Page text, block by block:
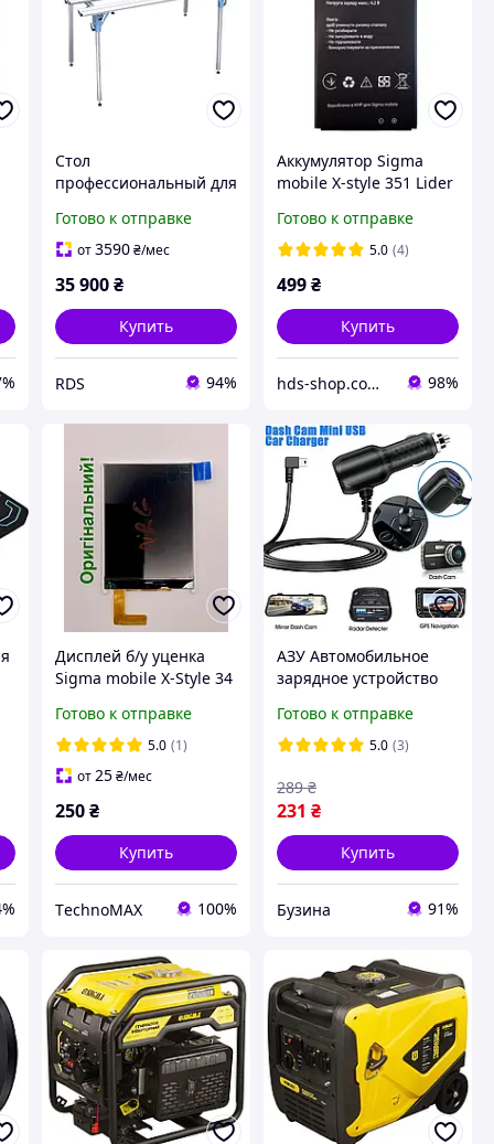
Стол
профессиональный для
плитки Sigma
Workbench (63E)
Готово к отправке
от3590 ₴/мес
35 900 ₴
Купить
RDS 94%
Аккумулятор Sigma
mobile X-style 351 Lider
Готово к отправке
5.0 (4)
499₴
Купить
hds-shop.com.ua 98%
Дисплей б/у уценка
Sigma mobile X-Style 34
оригинальный
Готово к отправке
5.0 (1)
от25 ₴/мес
250 ₴
Купить
ТechnoMAX 100%
АЗУ Автомобильное
зарядное устройство
2USB кабель 3.5м для
видеорегистратора
Готово к отправке
5.0 (3)
231 ₴
289 ₴
Купить
Бузина 91%